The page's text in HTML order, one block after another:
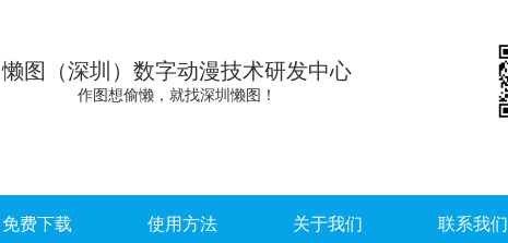
懒图（深圳）数字动漫技术研发中心
作图想偷懒，就找深圳懒图！
免费下载 使用方法 关于我们 联系我们